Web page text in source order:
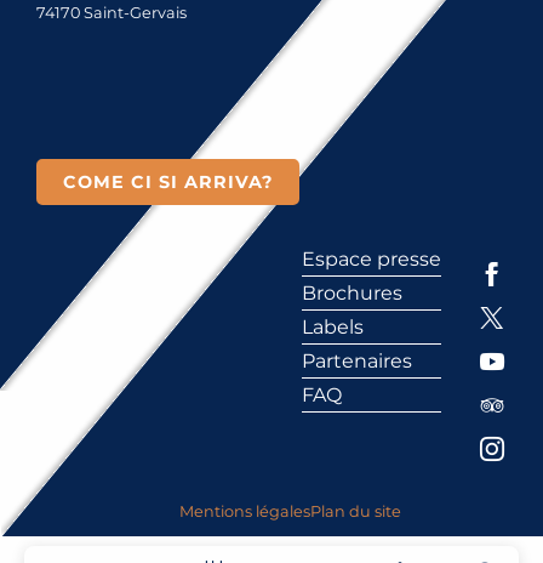
74170 Saint-Gervais
COME CI SI ARRIVA?
Espace presse
Brochures
Labels
Partenaires
FAQ
Mentions légalesPlan du site